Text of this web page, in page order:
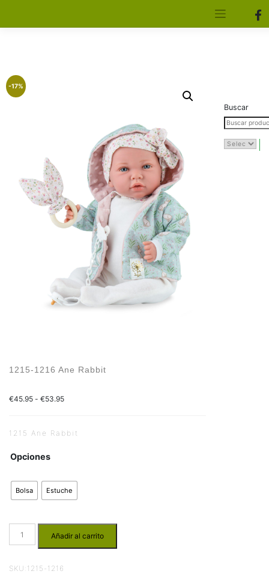
-17%
1215-1216 Ane Rabbit
€45.95 - €53.95
1215 Ane Rabbit
Opciones
Bolsa Estuche
Añadir al carrito
SKU: 1215-1216
Buscar